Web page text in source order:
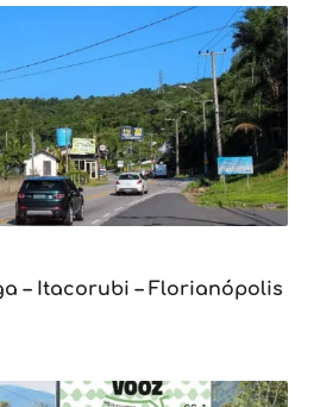
– Itacorubi – Florianópolis